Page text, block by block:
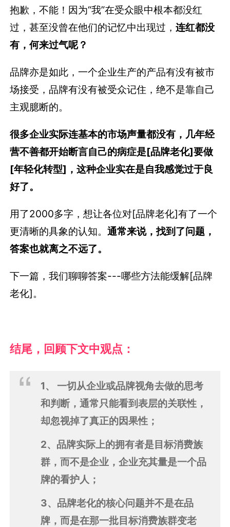
抱歉，不能！因为“我”在受众眼中根本都没红
过，甚至没曾在他们的记忆中出现过，连红都没
有，何来过气呢？
品牌亦是如此，一个企业生产的产品有没有被市
场接受，品牌有没有被受众记住，绝不是靠自己
主观臆断的。
很多企业实际连基本的市场声量都没有，几年经
营不善都开始断言自己的病症是[品牌老化]要做
[年轻化转型]，这种企业实在是自我感觉过于良
好了。
用了2000多字，想让各位对[品牌老化]有了一个
更清晰的具象的认知。通常来说，找到了问题，
答案也就离之不远了。
下一篇，我们聊聊答案---哪些方法能缓解[品牌
老化]。
结尾，回顾下文中观点：
1、 一切从企业或品牌视角去做的思考
和判断，通常只能看到表层的关联性，
却忽视掉了真正的因果性；
2、品牌实际上的拥有者是目标消费族
群，而不是企业，企业充其量是一个品
牌的看护人；
3、品牌老化的核心问题并不是在品
牌，而是在那一批目标消费族群变老